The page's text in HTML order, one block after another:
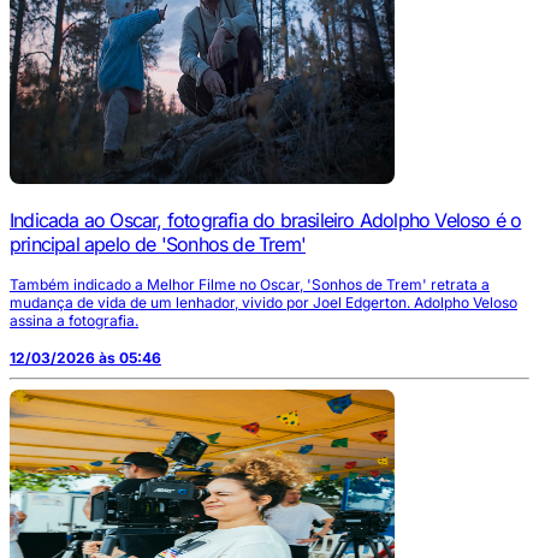
Indicada ao Oscar, fotografia do brasileiro Adolpho Veloso é o
principal apelo de 'Sonhos de Trem'
Também indicado a Melhor Filme no Oscar, 'Sonhos de Trem' retrata a
mudança de vida de um lenhador, vivido por Joel Edgerton. Adolpho Veloso
assina a fotografia.
12/03/2026 às 05:46